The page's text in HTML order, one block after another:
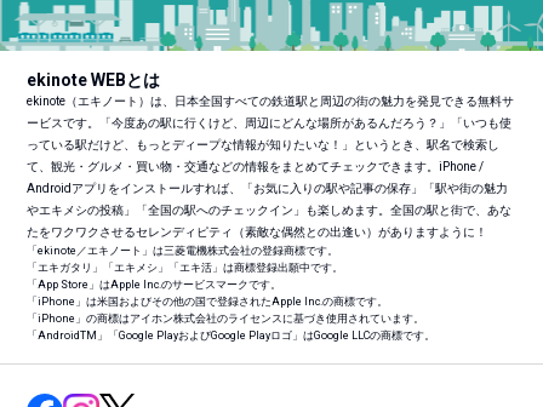
ekinote WEBとは
ekinote（エキノート）は、日本全国すべての鉄道駅と周辺の街の魅力を発見できる無料サ
ービスです。「今度あの駅に行くけど、周辺にどんな場所があるんだろう？」「いつも使
っている駅だけど、もっとディープな情報が知りたいな！」というとき、駅名で検索し
て、観光・グルメ・買い物・交通などの情報をまとめてチェックできます。iPhone /
Androidアプリをインストールすれば、「お気に入りの駅や記事の保存」「駅や街の魅力
やエキメシの投稿」「全国の駅へのチェックイン」も楽しめます。全国の駅と街で、あな
たをワクワクさせるセレンディピティ（素敵な偶然との出逢い）がありますように！
「ekinote／エキノート」は三菱電機株式会社の登録商標です。
「エキガタリ」「エキメシ」「エキ活」は商標登録出願中です。
「App Store」はApple Inc.のサービスマークです。
「iPhone」は米国およびその他の国で登録されたApple Inc.の商標です。
「iPhone」の商標はアイホン株式会社のライセンスに基づき使用されています。
「AndroidTM 」「Google PlayおよびGoogle Playロゴ」はGoogle LLCの商標です。